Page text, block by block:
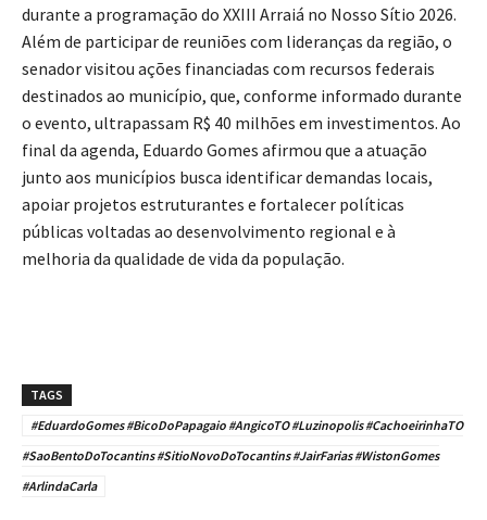
durante a programação do XXIII Arraiá no Nosso Sítio 2026.
Além de participar de reuniões com lideranças da região, o
senador visitou ações financiadas com recursos federais
destinados ao município, que, conforme informado durante
o evento, ultrapassam R$ 40 milhões em investimentos. Ao
final da agenda, Eduardo Gomes afirmou que a atuação
junto aos municípios busca identificar demandas locais,
apoiar projetos estruturantes e fortalecer políticas
públicas voltadas ao desenvolvimento regional e à
melhoria da qualidade de vida da população.
TAGS
#EduardoGomes #BicoDoPapagaio #AngicoTO #Luzinopolis #CachoeirinhaTO
#SaoBentoDoTocantins #SitioNovoDoTocantins #JairFarias #WistonGomes
#ArlindaCarla